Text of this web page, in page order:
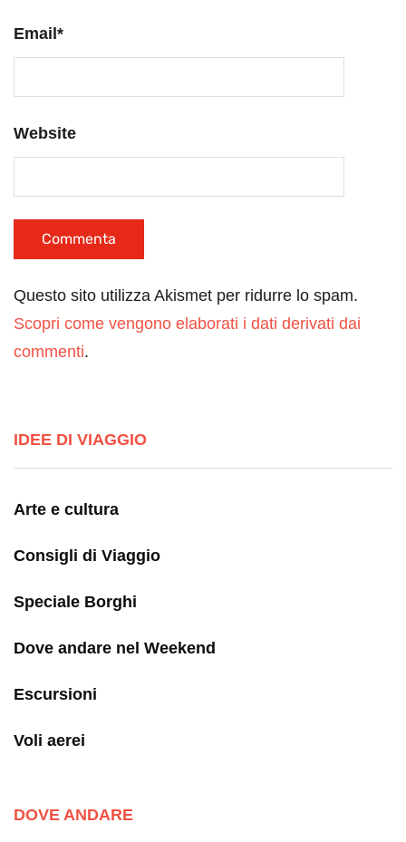
Email *
Website
Questo sito utilizza Akismet per ridurre lo spam.
Scopri come vengono elaborati i dati derivati dai
commenti.
IDEE DI VIAGGIO
Arte e cultura
Consigli di Viaggio
Speciale Borghi
Dove andare nel Weekend
Escursioni
Voli aerei
DOVE ANDARE